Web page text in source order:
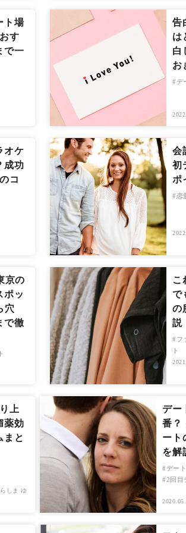
ト場
す
で一
告
は
白
お
デ
オケ
成功
コ
会
初
ポ
恋
京の
ポッ
穴
で徹
こ
で
の
説
フ
ト
上
薬効
まと
しま ゆ
デー
番？
ート
を解
デート
2回目